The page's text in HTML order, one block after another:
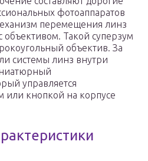
фотоаппаратов
перемещения линз
объективом. Такой суперзум
объектив. За
системы линз внутри
управляется
кнопкой на корпусе